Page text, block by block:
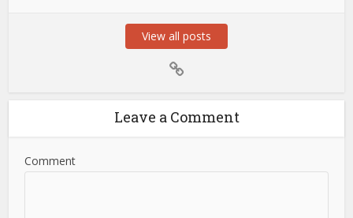
View all posts
Leave a Comment
Comment